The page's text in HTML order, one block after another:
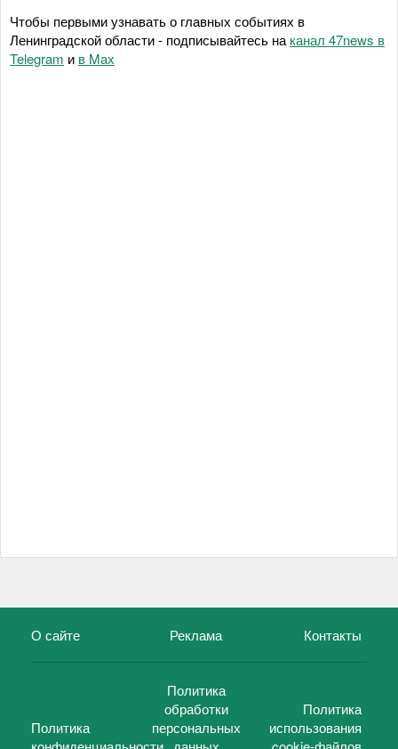
Чтобы первыми узнавать о главных событиях в
Ленинградской области - подписывайтесь на канал 47news в
Telegram и в Maх
О сайте Реклама Контакты
Политика
Политика
обработки
персональных
Политика
использования